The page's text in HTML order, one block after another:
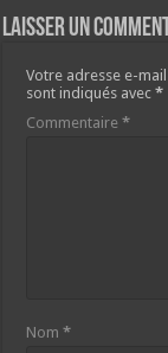
Laisser un
Votre adresse e-
sont indiqués avec*
Commentaire*
Nom*